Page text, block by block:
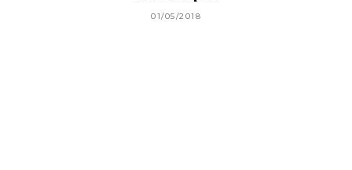
01/05/2018